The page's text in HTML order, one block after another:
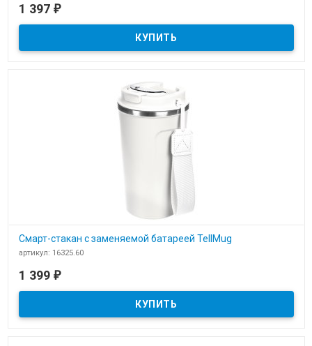
1 397 ₽
Смарт-стакан с заменяемой батареей TellMug
артикул: 16325.60
1 399 ₽